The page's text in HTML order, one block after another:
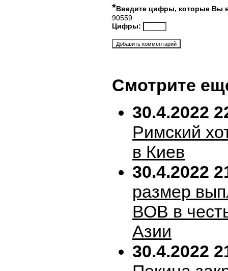
*Введите цифры, которые Вы
90559
Цифры:
Смотрите
30.4.2022
Римский
в Киев
30.4.2022
размер
ВОВ в
Азии
30.4.2022